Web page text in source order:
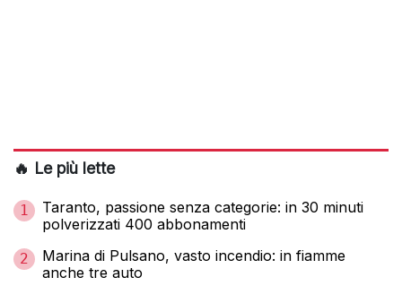
🔥 Le più lette
1
Taranto, passione senza categorie: in 30 minuti
polverizzati 400 abbonamenti
2
Marina di Pulsano, vasto incendio: in fiamme
anche tre auto